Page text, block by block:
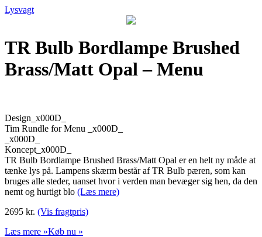
Lysvagt
TR Bulb Bordlampe Brushed
Brass/Matt Opal – Menu
Design_x000D_
Tim Rundle for Menu _x000D_
_x000D_
Koncept_x000D_
TR Bulb Bordlampe Brushed Brass/Matt Opal er en helt ny måde at
tænke lys på. Lampens skærm består af TR Bulb pæren, som kan
bruges alle steder, uanset hvor i verden man bevæger sig hen, da den
nemt og hurtigt blo (Læs mere)
2695 kr. (Vis fragtpris)
Læs mere »Køb nu »